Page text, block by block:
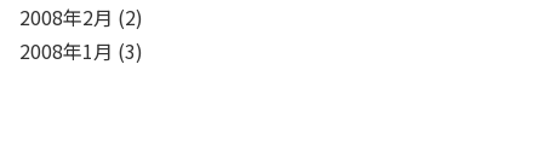
2008年2月 (2)
2008年1月 (3)